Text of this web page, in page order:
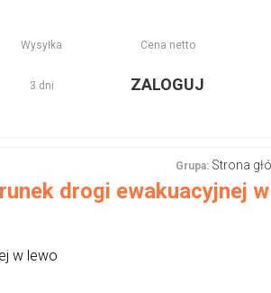
Wysyłka Cena netto
3 dni ZALOGUJ
Grupa: Strona
drogi ewakuacyjnej
w lewo